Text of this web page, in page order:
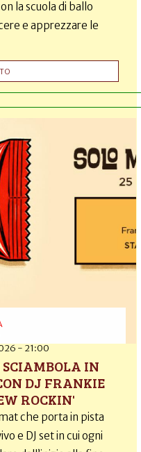
la scuola di ballo
e apprezzare le
- 21:00
SCIAMBOLA IN
DJ FRANKIE
ROCKIN'
che porta in pista
e DJ set in cui ogni